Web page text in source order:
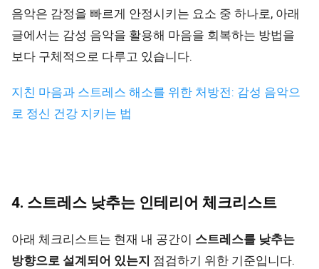
음악은 감정을 빠르게 안정시키는 요소 중 하나로, 아래
글에서는 감성 음악을 활용해 마음을 회복하는 방법을
보다 구체적으로 다루고 있습니다.
지친 마음과 스트레스 해소를 위한 처방전: 감성 음악으
로 정신 건강 지키는 법
4. 스트레스 낮추는 인테리어 체크리스트
아래 체크리스트는 현재 내 공간이 스트레스를 낮추는
방향으로 설계되어 있는지 점검하기 위한 기준입니다.